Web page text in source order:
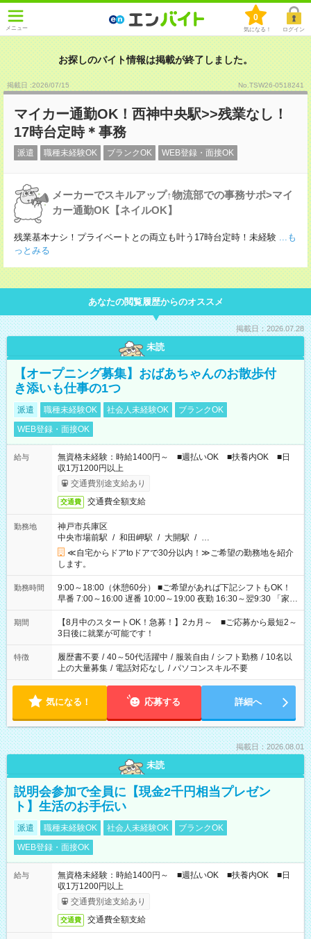
メニュー
0
気になる！ ログイン
お探しのバイト情報は掲載が終了しました。
掲載日 :2026/07/15 No.TSW26-0518241
マイカー通勤OK！西神中央駅>>残業なし！
17時台定時＊事務
派遣 職種未経験OK ブランクOK WEB登録・面接OK
メーカーでスキルアップ↑物流部での事務サポ>マイ
カー通勤OK【ネイルOK】
残業基本ナシ！プライベートとの両立も叶う17時台定時！未経験 ...も
っとみる
あなたの閲覧履歴からのオススメ
掲載日：2026.07.28
未読
【オープニング募集】おばあちゃんのお散歩付
き添いも仕事の1つ
派遣 職種未経験OK 社会人未経験OK
ブランクOK
WEB登録・面接OK
給与
無資格未経験：時給1400円～ ■週払いOK ■扶養内OK ■日
収1万1200円以上
交通費別途支給あり
交通費 交通費全額支給
勤務地
神戸市兵庫区
中央市場前駅 / 和田岬駅 / 大開駅 / …
≪自宅からドアtoドアで30分以内！≫ご希望の勤務地を紹介
します。
勤務時間
9:00～18:00（休憩60分） ■ご希望があれば下記シフトもOK！
早番 7:00～16:00 遅番 10:00～19:00 夜勤 16:30～翌9:30 「家族
と休みを合わせたい」 「余裕を持って夕飯の準備がしたい」
「できれば残業はしたくない」 など、ご希望を教えてください
ね。 ※Wワーク希望の方へ 今ご覧のお仕事で希望する勤務時間
と、もう1つのお仕事の勤務時間。 合計で週40時間を超える場
合は応募できません。
期間
【8月中のスタートOK！急募！】2カ月～ ■ご応募から最短2～
3日後に就業が可能です！
特徴 履歴書不要 / 40～50代活躍中 / 服装自由 / シフト勤務 / 10名以
上の大量募集 / 電話対応なし / パソコンスキル不要
気になる！ 応募する 詳細へ
掲載日：2026.08.01
未読
説明会参加で全員に【現金2千円相当プレゼン
ト】生活のお手伝い
派遣 職種未経験OK 社会人未経験OK
ブランクOK
WEB登録・面接OK
給与
無資格未経験：時給1400円～ ■週払いOK ■扶養内OK ■日
収1万1200円以上
交通費別途支給あり
交通費 交通費全額支給